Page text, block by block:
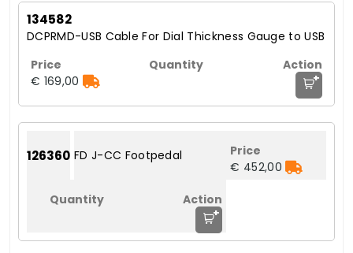
134582
DCPRMD-USB Cable For Dial Thickness Gauge to USB
€ 169,00 +
126360 FD J-CC Footpedal
€ 452,00
+